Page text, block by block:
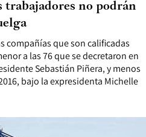
compañías que son calificadas
a las 76 que se decretaron en
Sebastián Piñera, y menos
bajo la expresidenta Michelle
trabajadores no podrán